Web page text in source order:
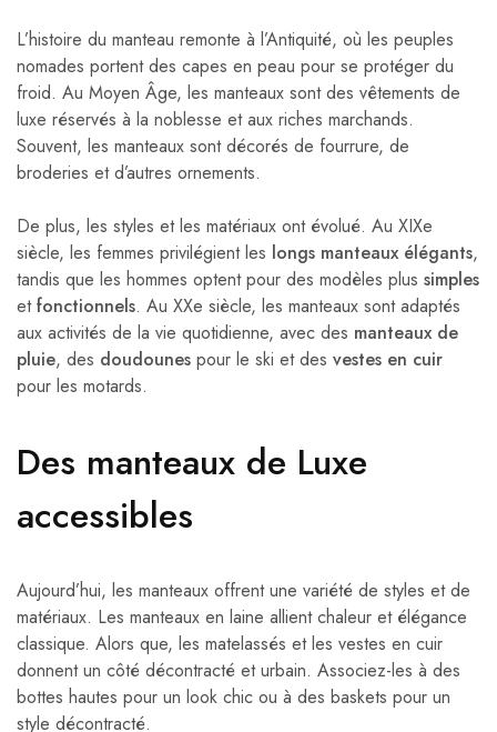
L’histoire du manteau remonte à l’Antiquité, où les peuples
nomades portent des capes en peau pour se protéger du
froid. Au Moyen Âge, les manteaux sont des vêtements de
luxe réservés à la noblesse et aux riches marchands.
Souvent, les manteaux sont décorés de fourrure, de
broderies et d’autres ornements.
De plus, les styles et les matériaux ont évolué. Au XIXe
siècle, les femmes privilégient les longs manteaux élégants,
tandis que les hommes optent pour des modèles plus simples
etfonctionnels. Au XXe siècle, les manteaux sont adaptés
aux activités de la vie quotidienne, avec des manteaux de
pluie, des doudounes pour le ski et des vestes en cuir
pour les motards.
Des manteaux de Luxe
accessibles
Aujourd’hui, les manteaux offrent une variété de styles et de
matériaux. Les manteaux en laine allient chaleur et élégance
classique. Alors que, les matelassés et les vestes en cuir
donnent un côté décontracté et urbain. Associez-les à des
bottes hautes pour un look chic ou à des baskets pour un
style décontracté.